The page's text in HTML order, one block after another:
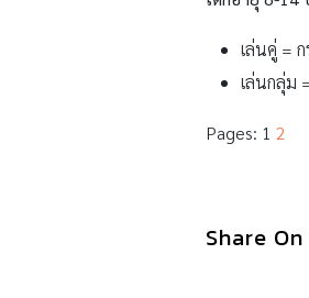
เล่นคู่ =
เล่นกลุ่ม
Pages: 1 2
Share On